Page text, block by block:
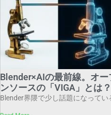
Blender×AIの最前線。オー
ンソースの「VIGA」とは？
Blender界隈で少し話題になってい